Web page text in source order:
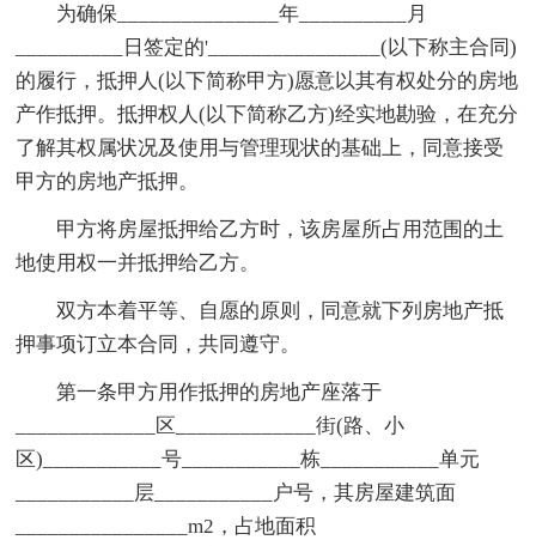
为确保_______________年__________月
__________日签定的'________________(以下称主合同)
的履行，抵押人(以下简称甲方)愿意以其有权处分的房地
产作抵押。抵押权人(以下简称乙方)经实地勘验，在充分
了解其权属状况及使用与管理现状的基础上，同意接受
甲方的房地产抵押。
甲方将房屋抵押给乙方时，该房屋所占用范围的土
地使用权一并抵押给乙方。
双方本着平等、自愿的原则，同意就下列房地产抵
押事项订立本合同，共同遵守。
第一条甲方用作抵押的房地产座落于
_____________区_____________街(路、小
区)___________号___________栋___________单元
___________层___________户号，其房屋建筑面
________________m2，占地面积